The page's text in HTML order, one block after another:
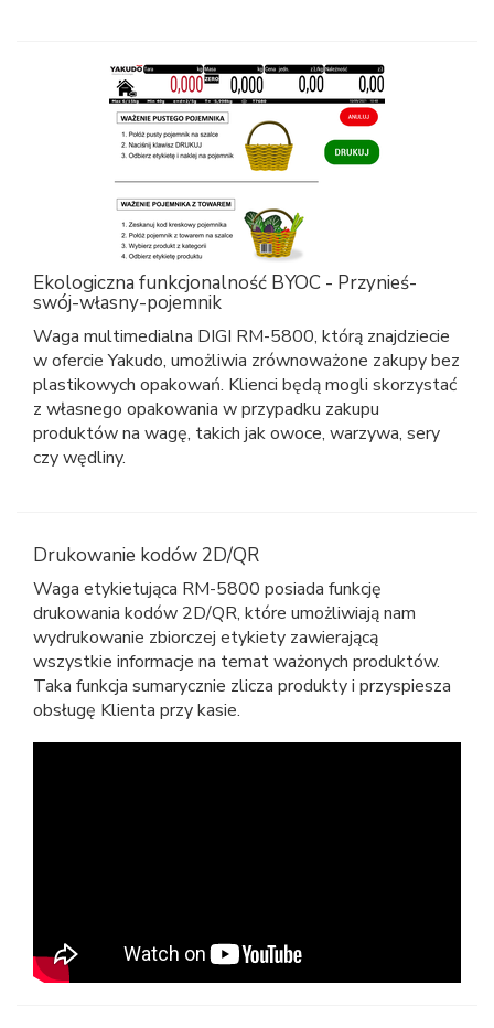
Ekologiczna funkcjonalność BYOC - Przynieś-
swój-własny-pojemnik
Waga multimedialna DIGI RM-5800, którą znajdziecie
w ofercie Yakudo, umożliwia zrównoważone zakupy bez
plastikowych opakowań. Klienci będą mogli skorzystać
z własnego opakowania w przypadku zakupu
produktów na wagę, takich jak owoce, warzywa, sery
czy wędliny.
Drukowanie kodów 2D/QR
Waga etykietująca RM-5800 posiada funkcję
drukowania kodów 2D/QR, które umożliwiają nam
wydrukowanie zbiorczej etykiety zawierającą
wszystkie informacje na temat ważonych produktów.
Taka funkcja sumarycznie zlicza produkty i przyspiesza
obsługę Klienta przy kasie.